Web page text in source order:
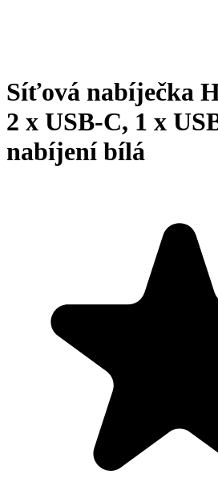
Síťová nabíječka
2 x USB-C, 1 x
nabíjení bílá